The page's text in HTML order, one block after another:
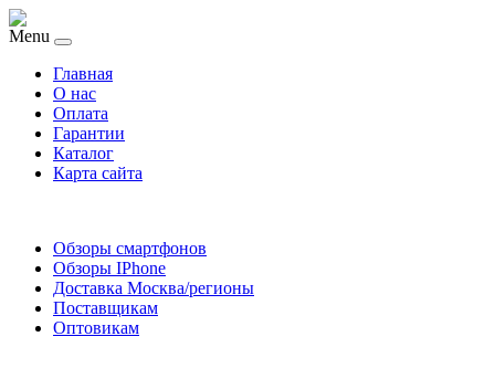
Menu
Главная
O нас
Оплата
Гарантии
Каталог
Карта сайта
Обзоры смартфонов
Обзоры IPhone
Доставка Москва/регионы
Поставщикам
Оптовикам